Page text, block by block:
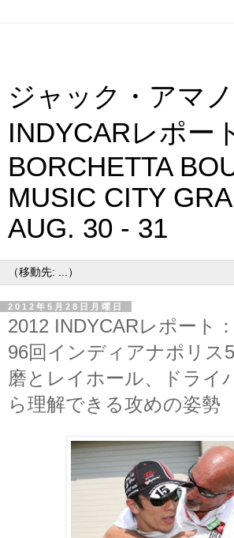
ジャック・アマ
INDYCARレポー
BORCHETTA
MUSIC CITY
AUG. 30 - 31
2012年5月28日月曜日
2012 INDYCARレポート
96回インディアナポリス
磨とレイホール、ドライ
ら理解できる攻めの姿勢